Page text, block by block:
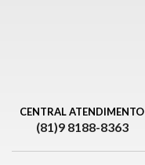
CENTRAL ATENDIMENTO
(81)9 8188-8363